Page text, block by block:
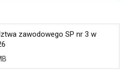
zawodowego SP nr 3 w